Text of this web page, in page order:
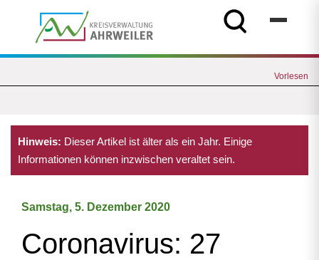
Vorlesen
Hinweis: Dieser Artikel ist älter als ein Jahr. Einige
Informationen können inzwischen veraltet sein.
Samstag, 5. Dezember 2020
Coronavirus: 27